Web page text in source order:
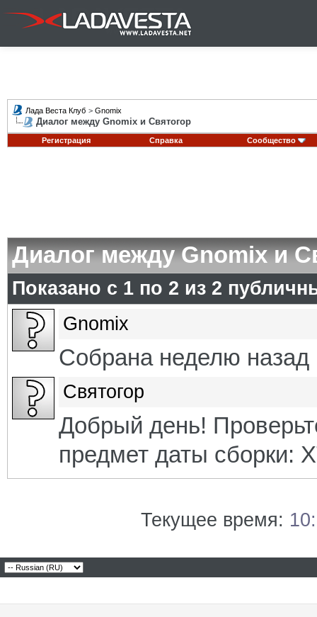
Лада Веста Клуб > Gnomix
Диалог между Gnomix и Святогор
Регистрация Справка Сообщество
Диалог между Gnomix и
Показано с 1 по 2 из 2
Gnomix
Собрана неделю назад
Святогор
Добрый день!
предмет даты сборки:
Текущее время: